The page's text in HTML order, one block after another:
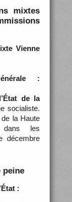
mixtes
Vienne
:
de la
socialiste.
la Haute
les
décembre
peine
: